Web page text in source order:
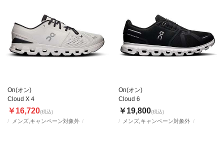
メンズ,キャンペーン対象外
On(オン)
Cloud X 4
￥16,720(税込)
メンズ,キャンペーン対象外
On(オン)
Cloud 6
￥19,800(税込)